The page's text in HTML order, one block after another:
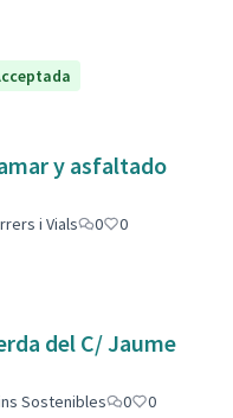
y asfaltado
i Vials 0
0
del C/ Jaume
Sostenibles 0
0